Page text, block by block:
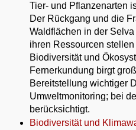
Tier- und Pflanzenarten
Der Rückgang und die
Waldflächen in der
ihren Ressourcen
Biodiversität und
Fernerkundung birgt
Bereitstellung wichtiger
Umweltmonitoring; bei
berücksichtigt.
Biodiversität und